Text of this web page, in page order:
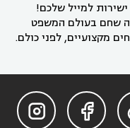
למייל שלכם!
שחם בעולם המשפט
מקצועיים, לפני כולם.

